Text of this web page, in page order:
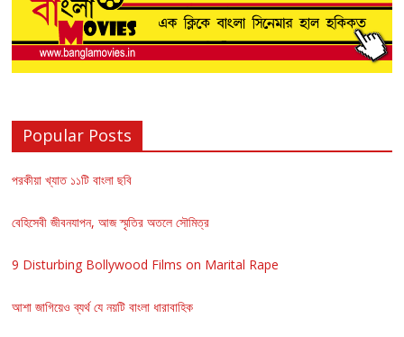
Popular Posts
পরকীয়া খ্যাত ১১টি বাংলা ছবি
বেহিসেবী জীবনযাপন, আজ স্মৃতির অতলে সৌমিত্র
9 Disturbing Bollywood Films on Marital Rape
আশা জাগিয়েও ব্যর্থ যে নয়টি বাংলা ধারাবাহিক